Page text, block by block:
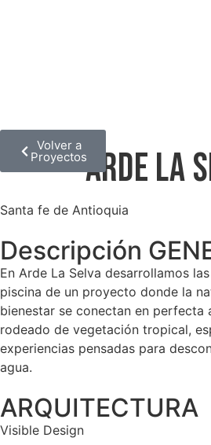
Volver a
ProyectosArde la
Santa fe de Antioquia
Descripción
En Arde La Selva desarrollamos
piscina de un proyecto donde la
bienestar se conectan en perfecta
rodeado de vegetación tropical,
experiencias pensadas para
agua.
ARQUITECTURA
Visible Design